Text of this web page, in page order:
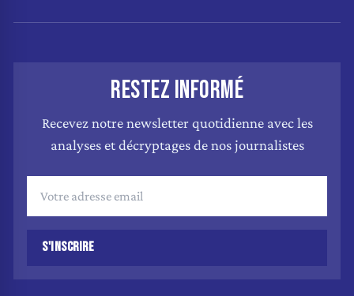
RESTEZ INFORMÉ
Recevez notre newsletter quotidienne avec les
analyses et décryptages de nos journalistes
S'INSCRIRE